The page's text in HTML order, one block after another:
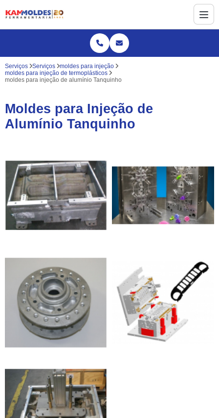
Serviços Serviços
moldes para injeção
moldes para injeção de termoplásticos
moldes para injeção de alumínio Tanquinho
Moldes para Injeção de
Alumínio Tanquinho